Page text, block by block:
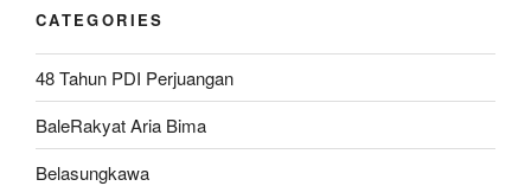
CATEGORIES
48 Tahun PDI Perjuangan
BaleRakyat Aria Bima
Belasungkawa